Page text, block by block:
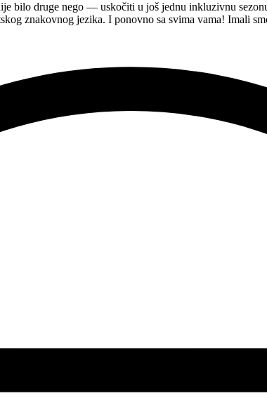
bilo druge nego — uskočiti u još jednu inkluzivnu
znakovnog jezika. I ponovno sa svima vama! Imali